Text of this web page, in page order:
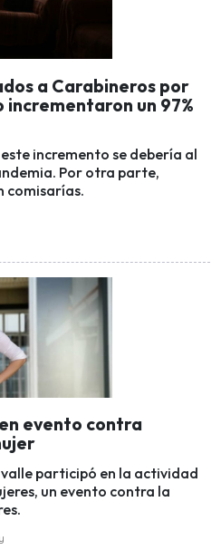
a Carabineros por
un 97%
incremento se debería al
Por otra parte,
comisarías.
evento contra
participó en la actividad
un evento contra la